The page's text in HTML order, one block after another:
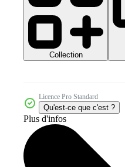
Collection
Licence Pro Standard
Qu'est-ce que c'est ?
Plus d'infos